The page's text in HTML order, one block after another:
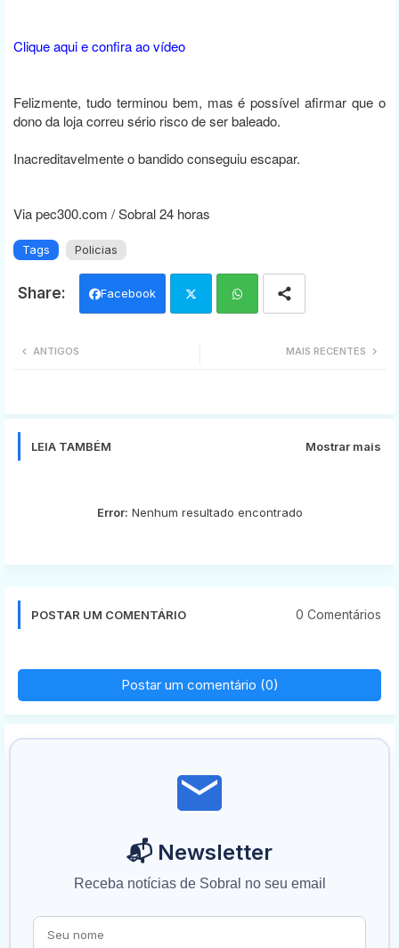
Clique aqui e confira ao vídeo
Felizmente, tudo terminou bem, mas é possível afirmar que o
dono da loja correu sério risco de ser baleado.
Inacreditavelmente o bandido conseguiu escapar.
Via pec300.com / Sobral 24 horas
Tags Policias
Facebook
MAIS RECENTES
ANTIGOS
LEIA TAMBÉM Mostrar mais
Error: Nenhum resultado encontrado
POSTAR UM COMENTÁRIO 0 Comentários
Postar um comentário (0)
📬 Newsletter
Receba notícias de Sobral no seu email